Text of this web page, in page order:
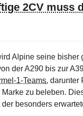
2CV muss
Alpine seine
der A290 bis zur
1-Teams, darunter
zu beleben.
besonders